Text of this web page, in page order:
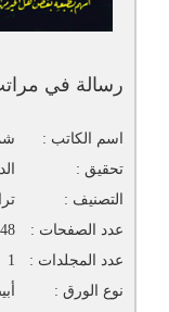
رسالة في مراتب
اسم الكاتب :
تحقيق :
التصنيف :
عدد الصفحات :
48
عدد المجلدات :
1
نوع الورق :